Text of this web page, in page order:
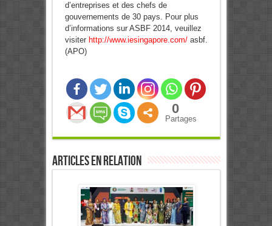
d’entreprises et des chefs de
gouvernements de 30 pays. Pour plus
d’informations sur ASBF 2014, veuillez
visiter http://www.iesingapore.com/asbf.
(APO)
0
Partages
Articles en relation